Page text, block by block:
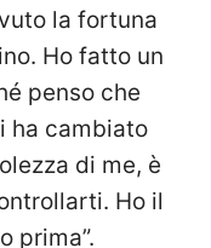
la fortuna
Ho fatto un
penso che
ha cambiato
di me, è
Ho il
prima”.